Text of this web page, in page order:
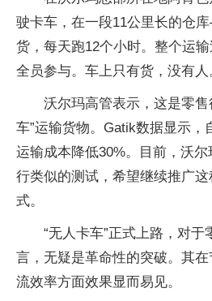
驶卡车，在一段11公里长的仓
货，每天跑12个小时。整个运
全员参与。车上只有货，没有人
沃尔玛高管表示，这是零
车”运输货物。Gatik数据显示，
运输成本降低30%。目前，沃
行类似的测试，希望继续推广
式。
“无人卡车”正式上路，对
言，无疑是革命性的突破。其
流效率方面效果显而易见。